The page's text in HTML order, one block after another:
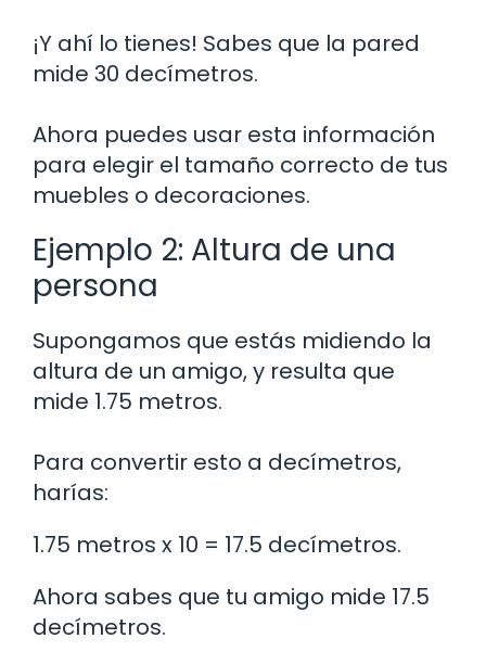
¡Y ahí lo tienes! Sabes que la pared
mide 30 decímetros.
Ahora puedes usar esta información
para elegir el tamaño correcto de tus
muebles o decoraciones.
Ejemplo 2: Altura de una
persona
Supongamos que estás midiendo la
altura de un amigo, y resulta que
mide 1.75 metros.
Para convertir esto a decímetros,
harías:
1.75 metros x 10 = 17.5 decímetros.
Ahora sabes que tu amigo mide 17.5
decímetros.